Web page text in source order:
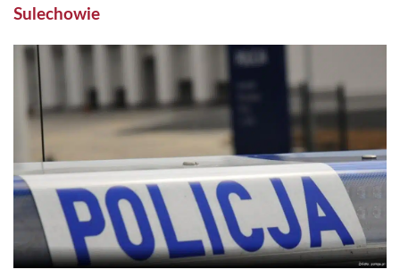
Sulechowie